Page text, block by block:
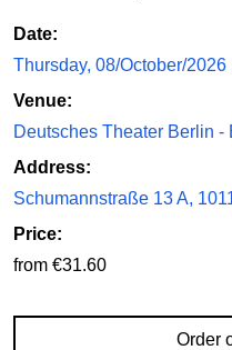
Date:
Thursday, 08/October/2026
Venue:
Deutsches Theater Berlin -
Address:
Schumannstraße 13 A,
Price:
from €31.60
Order